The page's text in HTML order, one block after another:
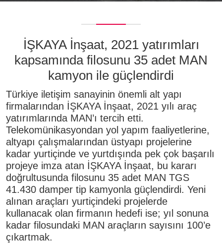
İŞKAYA İnşaat, 2021 yatırımları
kapsamında filosunu 35 adet MAN
kamyon ile güçlendirdi
Türkiye iletişim sanayinin önemli alt yapı
firmalarından İŞKAYA İnşaat, 2021 yılı araç
yatırımlarında MAN’ı tercih etti.
Telekomünikasyondan yol yapım faaliyetlerine,
altyapı çalışmalarından üstyapı projelerine
kadar yurtiçinde ve yurtdışında pek çok başarılı
projeye imza atan İŞKAYA İnşaat, bu kararı
doğrultusunda filosunu 35 adet MAN TGS
41.430 damper tip kamyonla güçlendirdi. Yeni
alınan araçları yurtiçindeki projelerde
kullanacak olan firmanın hedefi ise; yıl sonuna
kadar filosundaki MAN araçların sayısını 100’e
çıkartmak.